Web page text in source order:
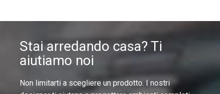
Stai arredando casa? Ti
aiutiamo noi
Non limitarti a scegliere un prodotto. I nostri